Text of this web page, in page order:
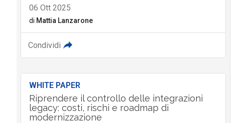
06 Ott 2025
di Mattia Lanzarone
Condividi
WHITE PAPER
Riprendere il controllo delle integrazioni
legacy: costi, rischi e roadmap di
modernizzazione